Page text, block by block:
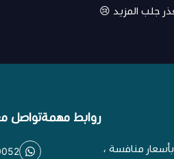
جلب المزيد 😢
منافسة ،
روابط مهمةتواصل